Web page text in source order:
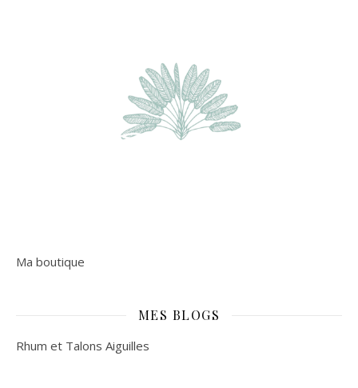
Ma boutique
MES BLOGS
Rhum et Talons Aiguilles